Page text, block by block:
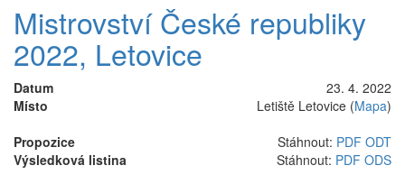
Mistrovství České republiky
2022, Letovice
Datum
23. 4. 2022
Místo
Letiště Letovice (Mapa)
Propozice
Stáhnout: PDF ODT
Výsledková listina
Stáhnout: PDF ODS